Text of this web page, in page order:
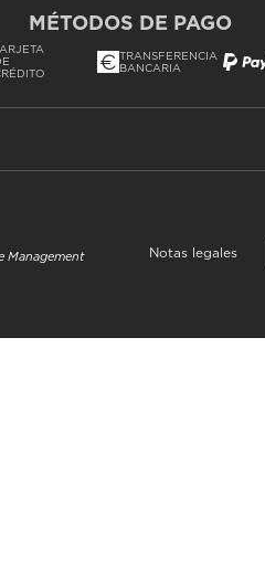
MÉTODOS DE PAGO
TRANSFERENCIA
BANCARIA
Management
Notas legales